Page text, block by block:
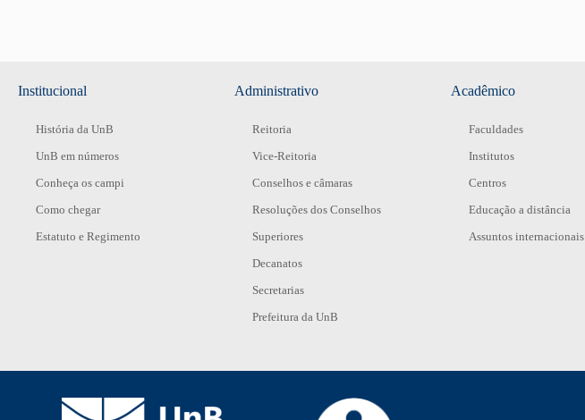
Institucional
História da UnB
UnB em números
Conheça os campi
Como chegar
Estatuto e Regimento
Administrativo
Reitoria
Vice-Reitoria
Conselhos e câmaras
Resoluções dos Conselhos
Superiores
Decanatos
Secretarias
Prefeitura da UnB
Acadêmico
Faculdades
Institutos
Centros
Educação a distância
Assuntos internacionais